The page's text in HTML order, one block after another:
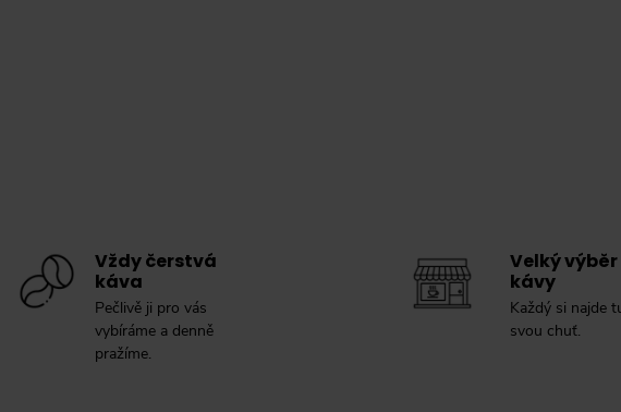
Vždy čerstvá
káva
Pečlivě ji pro vás
vybíráme a denně
pražíme.
Velký výběr
kávy
Každý si najde
svou chuť.